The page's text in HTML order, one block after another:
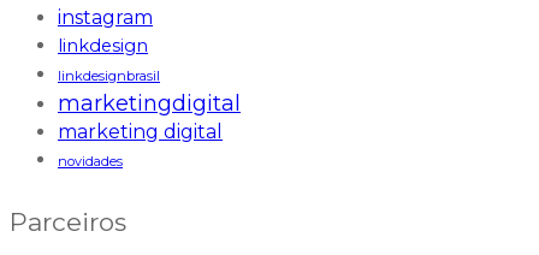
instagram
linkdesign
linkdesignbrasil
marketingdigital
marketing digital
novidades
Parceiros